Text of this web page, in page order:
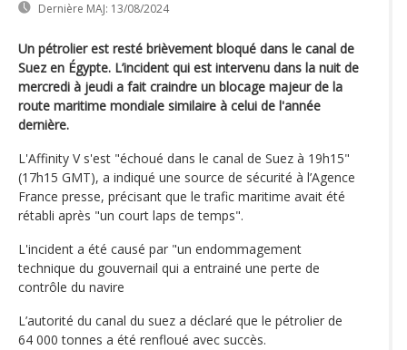
Dernière MAJ: 13/08/2024
Un pétrolier est resté brièvement bloqué dans le canal de
Suez en Égypte. L’incident qui est intervenu dans la nuit de
mercredi à jeudi a fait craindre un blocage majeur de la
route maritime mondiale similaire à celui de l'année
dernière.
L'Affinity V s'est "échoué dans le canal de Suez à 19h15"
(17h15 GMT), a indiqué une source de sécurité à l’Agence
France presse, précisant que le trafic maritime avait été
rétabli après "un court laps de temps".
L'incident a été causé par "un endommagement
technique du gouvernail qui a entrainé une perte de
contrôle du navire
L’autorité du canal du suez a déclaré que le pétrolier de
64 000 tonnes a été renfloué avec succès.